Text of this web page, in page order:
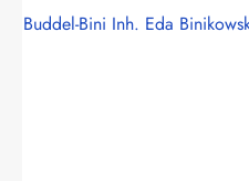
Buddel-Bini Inh. Eda